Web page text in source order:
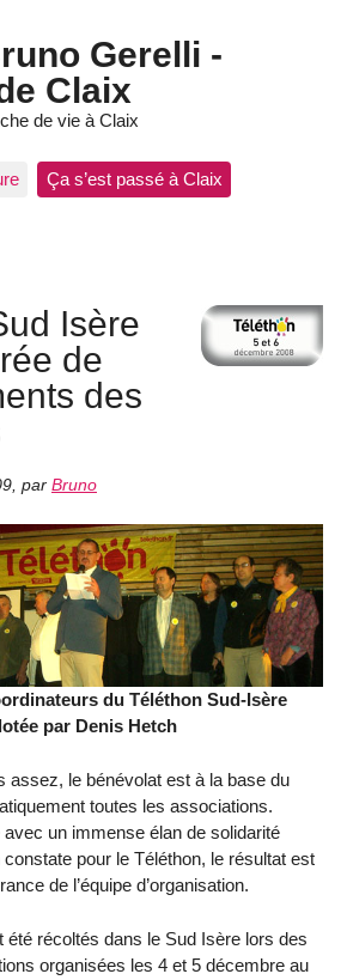
Gerelli -
Claix
de vie à Claix
Ça s’est passé à Claix
Isère
de
des
par Bruno
du Téléthon Sud-Isère
par Denis Hetch
assez, le bénévolat est à la base du
toutes les associations.
un immense élan de solidarité
constate pour le Téléthon, le résultat est
de l’équipe d’organisation.
été récoltés dans le Sud Isère lors des
organisées les 4 et 5 décembre au